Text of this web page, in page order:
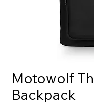
Motowolf
Backpack